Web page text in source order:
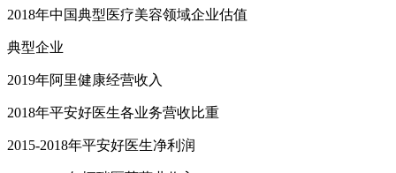
2018年中国典型医疗美容领域企业估值
典型企业
2019年阿里健康经营收入
2018年平安好医生各业务营收比重
2015-2018年平安好医生净利润